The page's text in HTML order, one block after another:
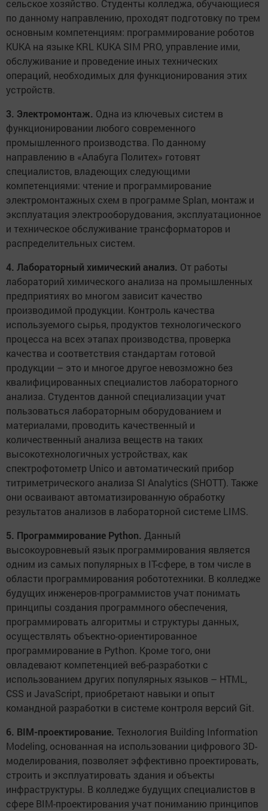
сельское хозяйство. Студенты колледжа, обучающиеся
по данному направлению, проходят подготовку по трем
основным компетенциям: программирование роботов
KUKA на языке KRL KUKA SIM PRO, управление ими,
обслуживание и проведение иных технических
операций, необходимых для функционирования этих
устройств.
3. Электромонтаж. Одна из ключевых систем в
функционировании любого современного
промышленного производства. По данному
направлению в «Алабуга Политех» готовят
специалистов, владеющих следующими
компетенциями: чтение и программирование
электромонтажных схем в программе Splan, монтаж и
эксплуатация электрооборудования, эксплуатационное
и техническое обслуживание трансформаторов и
распределительных систем.
4. Лабораторный химический анализ. От работы
лабораторий химического анализа на промышленных
предприятиях во многом зависит качество
производимой продукции. Контроль качества
используемого сырья, продуктов технологического
процесса на всех этапах производства, проверка
качества и соответствия стандартам готовой
продукции – это и многое другое невозможно без
квалифицированных специалистов лабораторного
анализа. Студентов данной специализации учат
пользоваться лабораторным оборудованием и
материалами, проводить качественный и
количественный анализа веществ на таких
высокотехнологичных устройствах, как
спектрофотометр Unico и автоматический прибор
титриметрического анализа SI Analytics (SHOTT). Также
они осваивают автоматизированную обработку
результатов анализов в лабораторной системе LIMS.
5. Программирование Python. Данный
высокоуровневый язык программирования является
одним из самых популярных в IT-сфере, в том числе в
области программирования робототехники. В колледже
будущих инженеров-программистов учат понимать
принципы создания программного обеспечения,
программировать алгоритмы и структуры данных,
осуществлять объектно-ориентированное
программирование в Python. Кроме того, они
овладевают компетенцией веб-разработки с
использованием других популярных языков – HTML,
CSS и JavaScript, приобретают навыки и опыт
командной разработки в системе контроля версий Git.
6. BIM-проектирование. Технология Building Information
Modeling, основанная на использовании цифрового 3D-
моделирования, позволяет эффективно проектировать,
строить и эксплуатировать здания и объекты
инфраструктуры. В колледже будущих специалистов в
сфере BIM-проектирования учат пониманию принципов